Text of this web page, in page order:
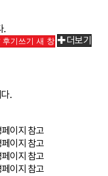
.
후기쓰기 새 창 더보기
.
이지 참고
이지 참고
이지 참고
이지 참고